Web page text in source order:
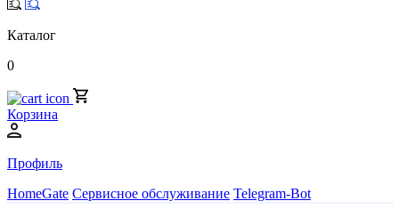
Каталог
0
Корзина
Профиль
HomeGate Сервисное обслуживание Telegram-Bot